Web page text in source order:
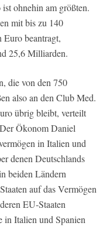
ohnehin am größten.
mit bis zu 140
beantragt,
25,6 Milliarden.
die von den 750
also an den Club Med.
übrig bleibt, verteilt
Ökonom Daniel
in Italien und
denen Deutschlands
beiden Ländern
auf das Vermögen
EU-Staaten
in Italien und Spanien